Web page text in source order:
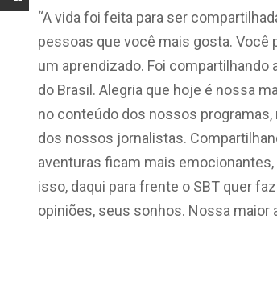
“A vida foi feita para ser
pessoas que você mais gosta. Você
um aprendizado. Foi
do Brasil. Alegria que hoje é nossa
no conteúdo dos nossos
dos nossos jornalistas.
aventuras ficam mais
isso, daqui para frente o SBT quer
opiniões, seus sonhos. Nossa maior